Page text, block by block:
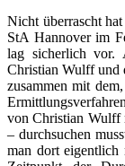
Nicht überrascht
StA Hannover im
lag sicherlich vor.
Christian Wulff und
zusammen mit
von Christian Wulff
– durchsuchen
man dort